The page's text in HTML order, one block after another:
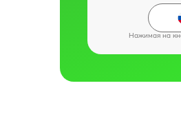
Нажимая на